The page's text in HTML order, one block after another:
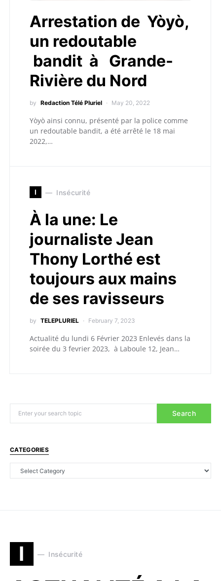
Arrestation de Yòyò,
un redoutable
bandit à Grande-
Rivière du Nord
by Redaction Télé Pluriel May 20, 2022
Yòyò ainsi connu, présenté par la police comme
un redoutable bandit, a été arrêté le 18 mai
2022,…
I Insécurité
À la une: Le
journaliste Jean
Thony Lorthé est
toujours aux mains
de ses ravisseurs
by TELEPLURIEL February 7, 2023
Actualité du lundi 6 Février 2023 Enlevés dans la
soirée du 3 fevrier 2023, à Laboule 12, Jean…
Search
CATEGORIES
I Insécurité